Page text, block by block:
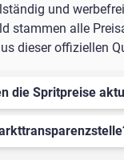
und
stammen alle
dieser offiziellen
die Spritpreise